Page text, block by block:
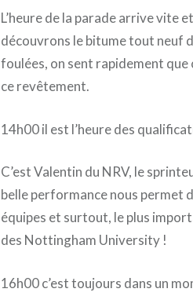
L’heure de la parade arrive vite
découvrons le bitume tout neuf
foulées, on sent rapidement que
ce revêtement.
14h00 il est l’heure des
C’est Valentin du NRV, le
belle performance nous permet
équipes et surtout, le plus
des Nottingham University !
16h00 c’est toujours dans un